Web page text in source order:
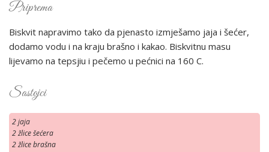
Priprema
Biskvit napravimo tako da pjenasto izmješamo jaja i šećer,
dodamo vodu i na kraju brašno i kakao. Biskvitnu masu
lijevamo na tepsjiu i pečemo u pećnici na 160 C.
Sastojci
2 jaja
2 žlice šećera
2 žlice brašna